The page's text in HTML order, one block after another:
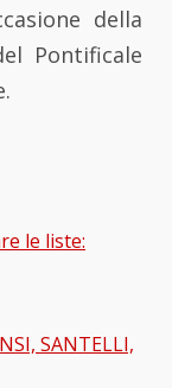
della
Pontificale
le liste:
SANTELLI,